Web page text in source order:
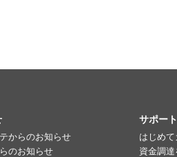
からのお知らせ
のお知らせ
サポート
はじめて
資金調